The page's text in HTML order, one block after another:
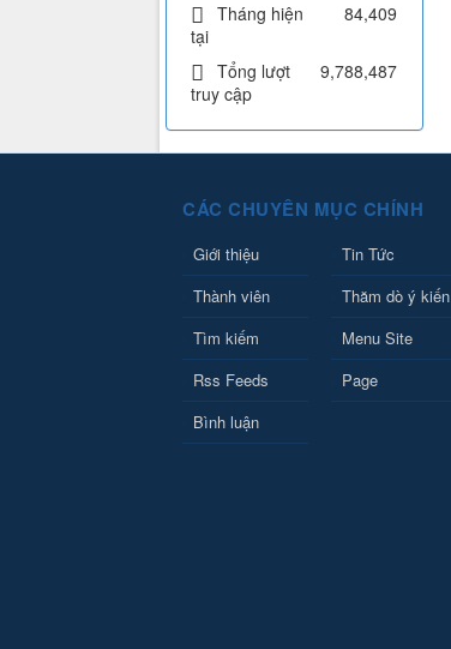
Tháng hiện
tại
84,409
Tổng lượt
truy cập
9,788,487
CÁC CHUYÊN MỤC CHÍNH
Giới thiệu
Tin Tức
Thành viên
Thăm dò ý kiến
Tìm kiếm
Menu Site
Rss Feeds
Page
Bình luận